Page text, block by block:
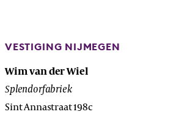
VESTIGING NIJMEGEN
Wim van der Wiel
Splendorfabriek
Sint Annastraat 198c